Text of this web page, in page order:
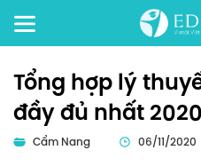
Tổng hợp lý
đầy đủ nhất 2020
Cẩm Nang 06/11/2020